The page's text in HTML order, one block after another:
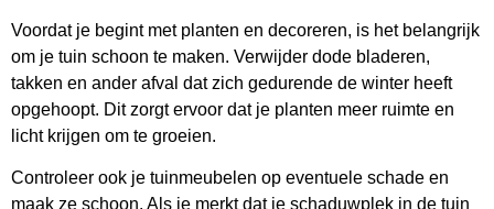
Voordat je begint met planten en decoreren, is het belangrijk
om je tuin schoon te maken. Verwijder dode bladeren,
takken en ander afval dat zich gedurende de winter heeft
opgehoopt. Dit zorgt ervoor dat je planten meer ruimte en
licht krijgen om te groeien.
Controleer ook je tuinmeubelen op eventuele schade en
maak ze schoon. Als je merkt dat je schaduwplek in de tuin